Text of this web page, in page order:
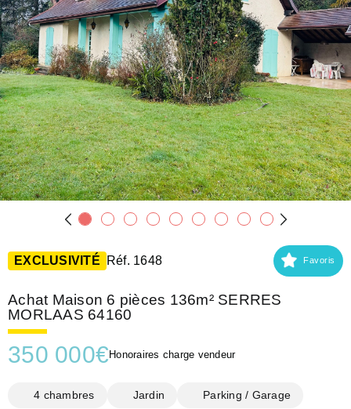
SERRES
MORLAAS
(64160)
EXCLUSIVITÉ Réf. 1648 Favoris
Achat Maison 6 pièces 136m² SERRES
MORLAAS 64160
350 000€ Honoraires charge vendeur
4 chambres Jardin Parking / Garage